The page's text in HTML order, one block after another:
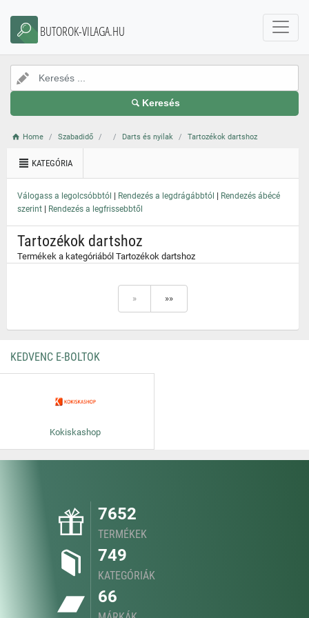
BUTOROK-VILAGA.HU
Keresés
Home Szabadidő Darts és nyilak Tartozékok dartshoz
KATEGÓRIA
Válogass a legolcsóbbtól | Rendezés a legdrágábbtól | Rendezés ábécé
szerint | Rendezés a legfrissebbtől
Tartozékok dartshoz
Termékek a kategóriából Tartozékok dartshoz
» »»
KEDVENC E-BOLTOK
Kokiskashop
7652
TERMÉKEK
749
KATEGÓRIÁK
66